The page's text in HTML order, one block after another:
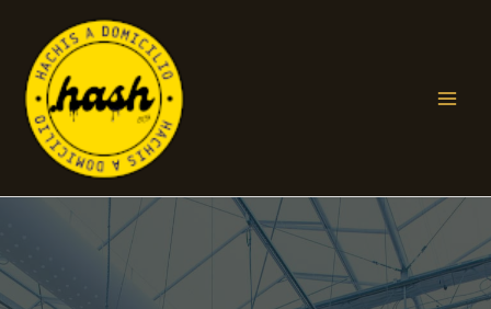
contenido